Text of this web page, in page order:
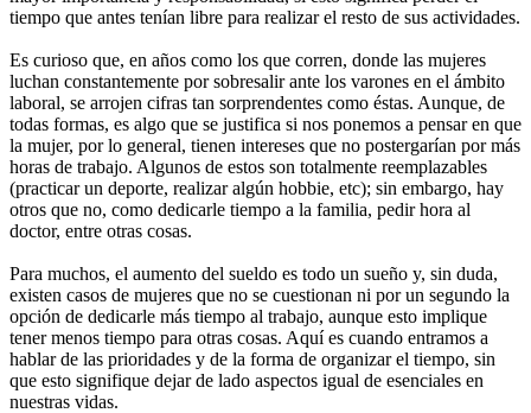
tiempo que antes tenían libre para realizar el resto de sus actividades.
Es curioso que, en años como los que corren, donde las mujeres
luchan constantemente por sobresalir ante los varones en el ámbito
laboral, se arrojen cifras tan sorprendentes como éstas. Aunque, de
todas formas, es algo que se justifica si nos ponemos a pensar en que
la mujer, por lo general, tienen intereses que no postergarían por más
horas de trabajo. Algunos de estos son totalmente reemplazables
(practicar un deporte, realizar algún hobbie, etc); sin embargo, hay
otros que no, como dedicarle tiempo a la familia, pedir hora al
doctor, entre otras cosas.
Para muchos, el aumento del sueldo es todo un sueño y, sin duda,
existen casos de mujeres que no se cuestionan ni por un segundo la
opción de dedicarle más tiempo al trabajo, aunque esto implique
tener menos tiempo para otras cosas. Aquí es cuando entramos a
hablar de las prioridades y de la forma de organizar el tiempo, sin
que esto signifique dejar de lado aspectos igual de esenciales en
nuestras vidas.